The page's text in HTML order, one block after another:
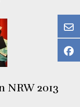
NRW 2013